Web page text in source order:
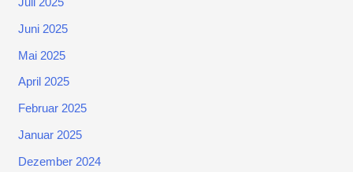
Juni 2025
Mai 2025
April 2025
Februar 2025
Januar 2025
Dezember 2024